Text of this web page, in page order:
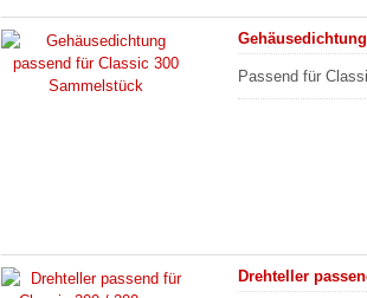
Passend für
Drehteller